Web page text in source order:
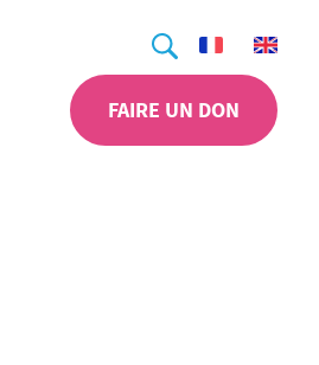
Recherche
FAIRE UN DON